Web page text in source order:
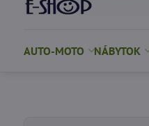
AUTO-MOTO NÁBYTOK